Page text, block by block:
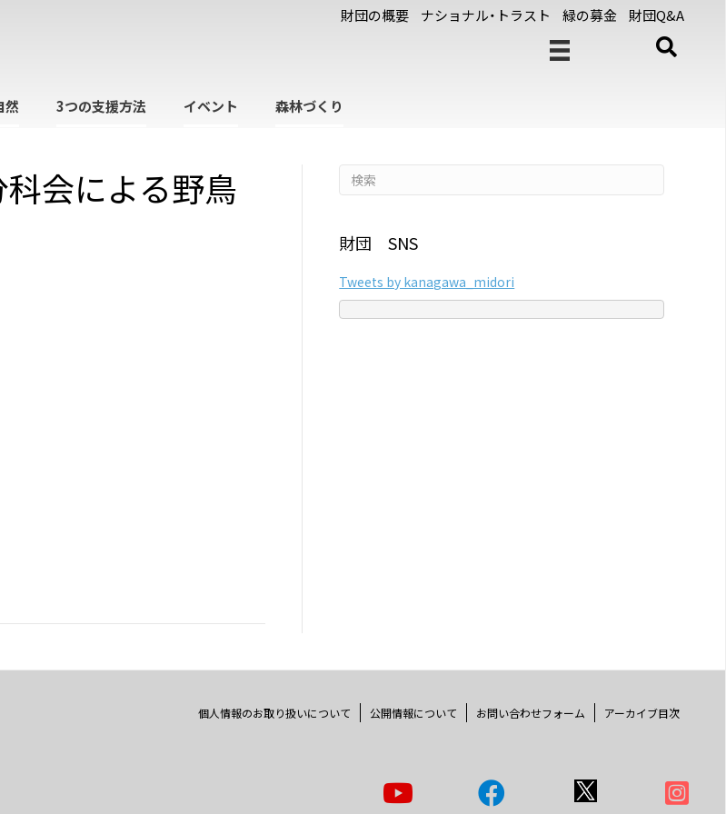
財団の概要 ナショナル・トラスト 緑の募金 財団Q&A
然 3つの支援方法 イベント 森林づくり
会による野鳥
財団 SNS
Tweets by kanagawa_midori
個人情報のお取り扱いについて 公開情報について お問い合わせフォーム アーカイブ目次